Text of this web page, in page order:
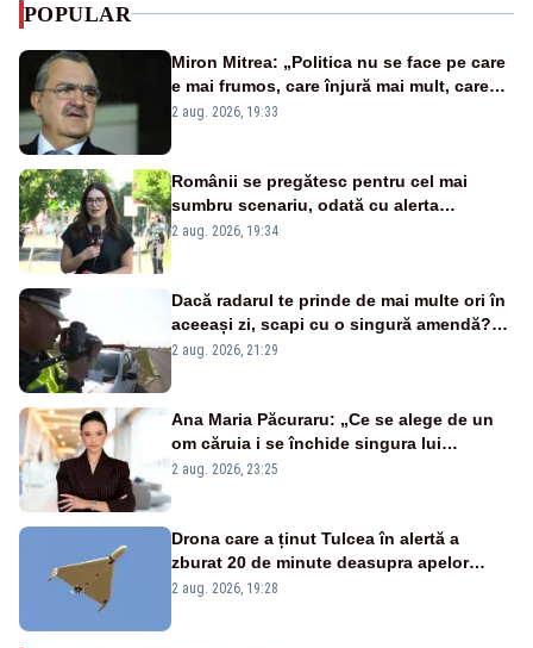
POPULAR
Miron Mitrea: „Politica nu se face pe care
e mai frumos, care înjură mai mult, care
țipă mai tare, ci pe proiecte”
2 aug. 2026, 19:33
Românii se pregătesc pentru cel mai
sumbru scenariu, odată cu alerta
energetică
2 aug. 2026, 19:34
Dacă radarul te prinde de mai multe ori în
aceeași zi, scapi cu o singură amendă?
Ce spune legea
2 aug. 2026, 21:29
Ana Maria Păcuraru: „Ce se alege de un
om căruia i se închide singura lui
portiță?”
2 aug. 2026, 23:25
Drona care a ținut Tulcea în alertă a
zburat 20 de minute deasupra apelor
României. Au fost ridicate două F-16
2 aug. 2026, 19:28